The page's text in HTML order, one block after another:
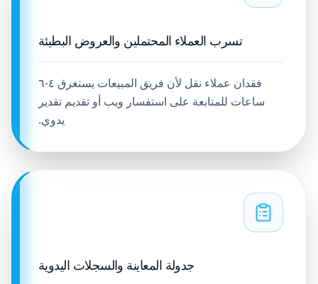
تسرب العملاء المحتملين والعروض البطيئة
فقدان عملاء نقل لأن فريق المبيعات يستغرق ٤-٦
ساعات للمتابعة على استفسار ويب أو تقديم تقدير
يدوي.
جدولة المعاينة والسجلات اليدوية